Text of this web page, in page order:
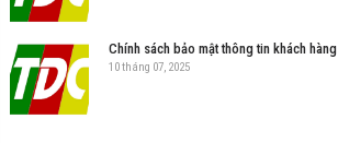
Chính sách bảo mật thông tin khách hàng
10 tháng 07, 2025